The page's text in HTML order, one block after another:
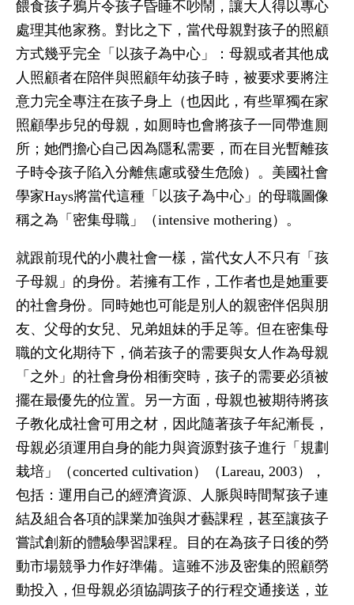
餵食孩子鴉片令孩子昏睡不吵鬧，讓大人得以專心
處理其他家務。對比之下，當代母親對孩子的照顧
方式幾乎完全「以孩子為中心」：母親或者其他成
人照顧者在陪伴與照顧年幼孩子時，被要求要將注
意力完全專注在孩子身上（也因此，有些單獨在家
照顧學步兒的母親，如厠時也會將孩子一同帶進厠
所；她們擔心自己因為隱私需要，而在目光暫離孩
子時令孩子陷入分離焦慮或發生危險）。美國社會
學家Hays將當代這種「以孩子為中心」的母職圖像
稱之為「密集母職」（intensive mothering）。
就跟前現代的小農社會一樣，當代女人不只有「孩
子母親」的身份。若擁有工作，工作者也是她重要
的社會身份。同時她也可能是別人的親密伴侶與朋
友、父母的女兒、兄弟姐妹的手足等。但在密集母
職的文化期待下，倘若孩子的需要與女人作為母親
「之外」的社會身份相衝突時，孩子的需要必須被
擺在最優先的位置。另一方面，母親也被期待將孩
子教化成社會可用之材，因此隨著孩子年紀漸長，
母親必須運用自身的能力與資源對孩子進行「規劃
栽培」（concerted cultivation）（Lareau, 2003），
包括：運用自己的經濟資源、人脈與時間幫孩子連
結及組合各項的課業加強與才藝課程，甚至讓孩子
嘗試創新的體驗學習課程。目的在為孩子日後的勞
動市場競爭力作好準備。這雖不涉及密集的照顧勞
動投入，但母親必須協調孩子的行程交通接送，並